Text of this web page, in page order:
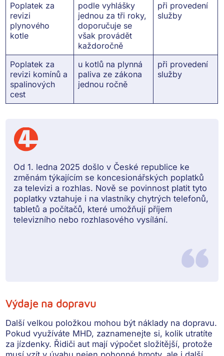
Poplatek za
revizi
plynového
kotle
podle vyhlášky
jednou za tři roky,
doporučuje se
však provádět
každoročně
při provedení
služby
Poplatek za
revizi komínů a
spalinových
cest
u kotlů na plynná
paliva ze zákona
jednou ročně
při provedení
služby
Od 1. ledna 2025 došlo v České republice ke
změnám týkajícím se koncesionářských poplatků
za televizi a rozhlas. Nově se povinnost platit tyto
poplatky vztahuje i na vlastníky chytrých telefonů,
tabletů a počítačů, které umožňují příjem
televizního nebo rozhlasového vysílání.
Výdaje na dopravu
Další velkou položkou mohou být náklady na dopravu.
Pokud využíváte MHD, zaznamenejte si, kolik utratíte
za jízdenky. Řidiči aut mají výpočet složitější, protože